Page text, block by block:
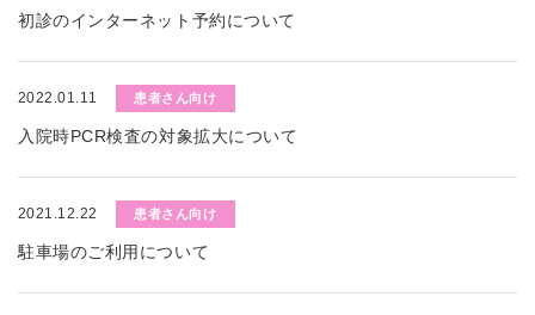
初診のインターネット予約について
2022.01.11 患者さん向け
入院時PCR検査の対象拡大について
2021.12.22 患者さん向け
駐車場のご利用について